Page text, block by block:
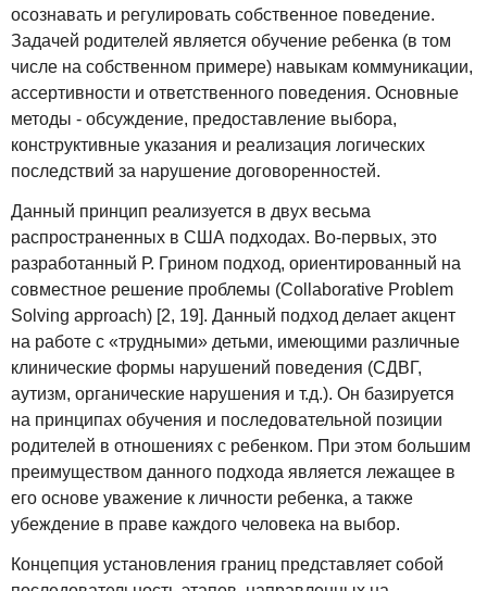
осознавать и регулировать собственное поведение.
Задачей родителей является обучение ребенка (в том
числе на собственном примере) навыкам коммуникации,
ассертивности и ответственного поведения. Основные
методы - обсуждение, предоставление выбора,
конструктивные указания и реализация логических
последствий за нарушение договоренностей.
Данный принцип реализуется в двух весьма
распространенных в США подходах. Во-первых, это
разработанный Р. Грином подход, ориентированный на
совместное решение проблемы (Collaborative Problem
Solving approach) [2, 19]. Данный подход делает акцент
на работе с «трудными» детьми, имеющими различные
клинические формы нарушений поведения (СДВГ,
аутизм, органические нарушения и т.д.). Он базируется
на принципах обучения и последовательной позиции
родителей в отношениях с ребенком. При этом большим
преимуществом данного подхода является лежащее в
его основе уважение к личности ребенка, а также
убеждение в праве каждого человека на выбор.
Концепция установления границ представляет собой